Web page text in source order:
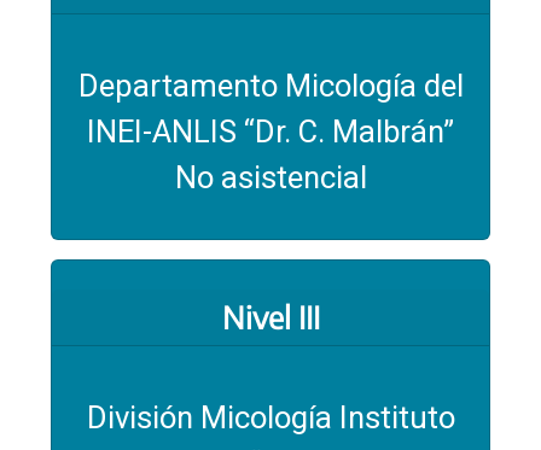
Departamento Micología del
INEI-ANLIS “Dr. C. Malbrán”
No asistencial
Nivel III
División Micología Instituto